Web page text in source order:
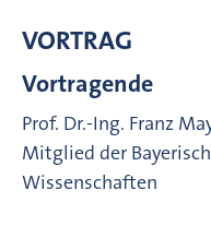
VORTRAG
Vortragende
Prof. Dr.-Ing. Franz
Mitglied der
Wissenschaften